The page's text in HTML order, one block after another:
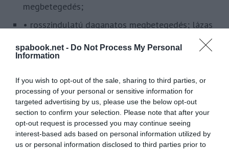
spabook.net - Do Not Process My Personal
Information
If you wish to opt-out of the sale, sharing to third parties, or
processing of your personal or sensitive information for
targeted advertising by us, please use the below opt-out
section to confirm your selection. Please note that after your
opt-out request is processed you may continue seeing
interest-based ads based on personal information utilized by
us or personal information disclosed to third parties prior to
megbetegedés;
• rosszindulatú daganatos megbetegedés; lázas
állapot; eszméletvesztéssel járó betegségek;
• a bőr nagy kiterjedésű gyulladása vagy
• vizelet, illetve széklet tartási nehezítettség;
egyéb súlyos belszervi betegségek;
• együttműködés hiánya, műtét utáni állapot;
alkoholos állapot, vagy várandósság.